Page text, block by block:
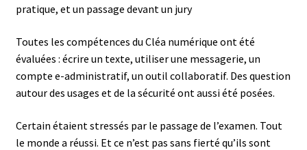
pratique, et un passage devant un jury
Toutes les compétences du Cléa numérique ont été
évaluées : écrire un texte, utiliser une messagerie, un
compte e-administratif, un outil collaboratif. Des question
autour des usages et de la sécurité ont aussi été posées.
Certain étaient stressés par le passage de l’examen. Tout
le monde a réussi. Et ce n’est pas sans fierté qu’ils sont